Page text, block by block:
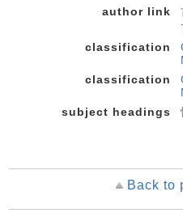
author link
classification
classification
subject headings
Back to